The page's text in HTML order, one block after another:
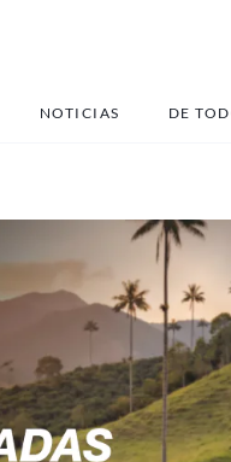
NOTICIAS DE